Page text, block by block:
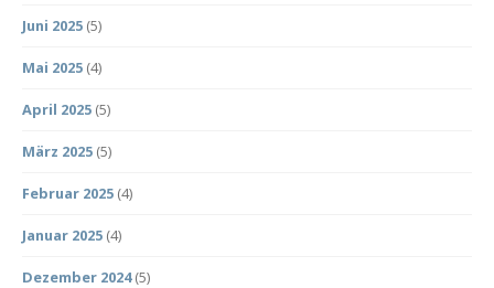
Juni 2025 (5)
Mai 2025 (4)
April 2025 (5)
März 2025 (5)
Februar 2025 (4)
Januar 2025 (4)
Dezember 2024(5)